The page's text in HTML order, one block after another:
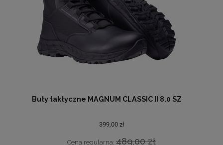
Buty taktyczne MAGNUM CLASSIC II 8.0 SZ
399,00 zł
Cena regularna: 489,00 zł